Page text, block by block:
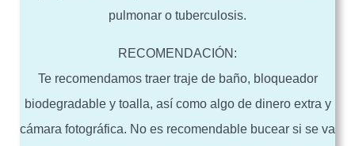
pulmonar o tuberculosis.
RECOMENDACIÓN:
Te recomendamos traer traje de baño, bloqueador
biodegradable y toalla, así como algo de dinero extra y
cámara fotográfica. No es recomendable bucear si se va